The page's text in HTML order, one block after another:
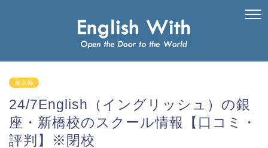
東京都
24/7English（イングリッシュ）の銀
座・新橋校のスクール情報【口コミ・
評判】※閉校